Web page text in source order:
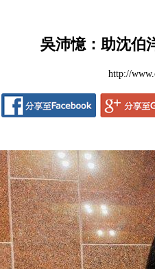
吳沛憶：助沈
http://